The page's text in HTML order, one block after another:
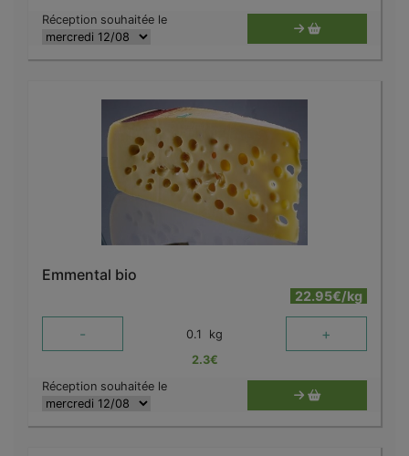
Réception souhaitée le
Emmental bio
22.95€/kg
- 0.1 kg +
2.3€
Réception souhaitée le